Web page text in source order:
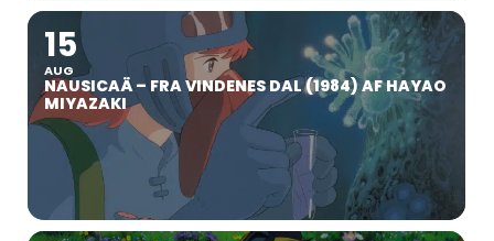
15
AUG
NAUSICAÄ – FRA VINDENES DAL (1984) AF HAYAO
MIYAZAKI